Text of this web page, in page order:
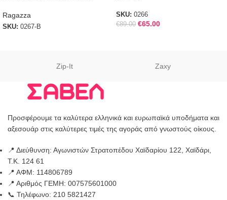
Ragazza
SKU: 0267-B
SKU: 0266
€89.00 €65.00
Zip-It Zaxy
Προσφέρουμε τα καλύτερα ελληνικά και ευρωπαϊκά υποδήματα και
αξεσουάρ στις καλύτερες τιμές της αγοράς από γνωστούς οίκους.
📍 Διεύθυνση: Αγωνιστών Στρατοπέδου Χαϊδαρίου 122, Χαϊδάρι,
Τ.Κ. 124 61
📍 ΑΦΜ: 114806789
📍 Αριθμός ΓΕΜΗ: 007575601000
📞 Τηλέφωνο: 210 5821427